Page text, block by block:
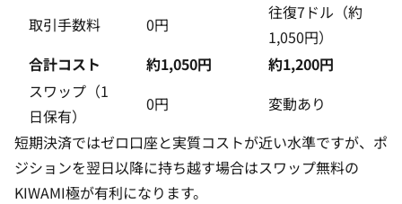
取引手数料
0円
往復7ドル（約
1,050円）
合計コスト
約1,050円
約1,200円
スワップ（1
日保有）
0円
変動あり
短期決済ではゼロ口座と実質コストが近い水準ですが、ポ
ジションを翌日以降に持ち越す場合はスワップ無料の
KIWAMI極が有利になります。